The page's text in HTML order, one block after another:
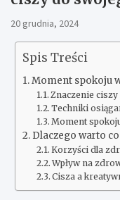
20 grudnia, 2024
Spis Treści
Moment spokoju
Znaczenie ciszy
Techniki
Moment
Dlaczego warto
Korzyści dla
Wpływ na
Cisza a